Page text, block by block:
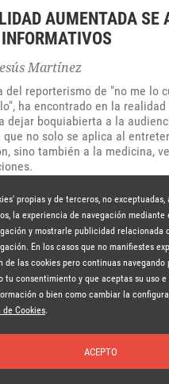
Autores Nosotros
AUMENTADA SE
INFORMATIVOS
Martínez
del reporterismo de "no me lo
ha encontrado en la
dejar boquiabierta a la
no solo se aplica al
sino también a la medicina,
la newsletter
© Copyright Lavinia 2026 –
Contacto Política de privacidad
propias y de terceros, no exceptuadas,
la experiencia de navegación mediante
y mostrarle publicidad relacionada
En los casos que no manifiestes
de las cookies pero continuas navegando
tu consentimiento y que aceptas su uso
o bien como cambiar la
de Cookies.
ACEPTO